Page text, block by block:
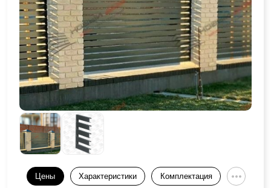
Цены Характеристики Комплектация